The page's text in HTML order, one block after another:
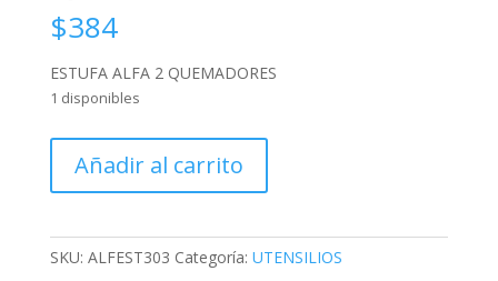
$384
ESTUFA ALFA 2 QUEMADORES
1 disponibles
ALFA
2
cantidad
Añadir al carrito
SKU: ALFEST303 Categoría: UTENSILIOS